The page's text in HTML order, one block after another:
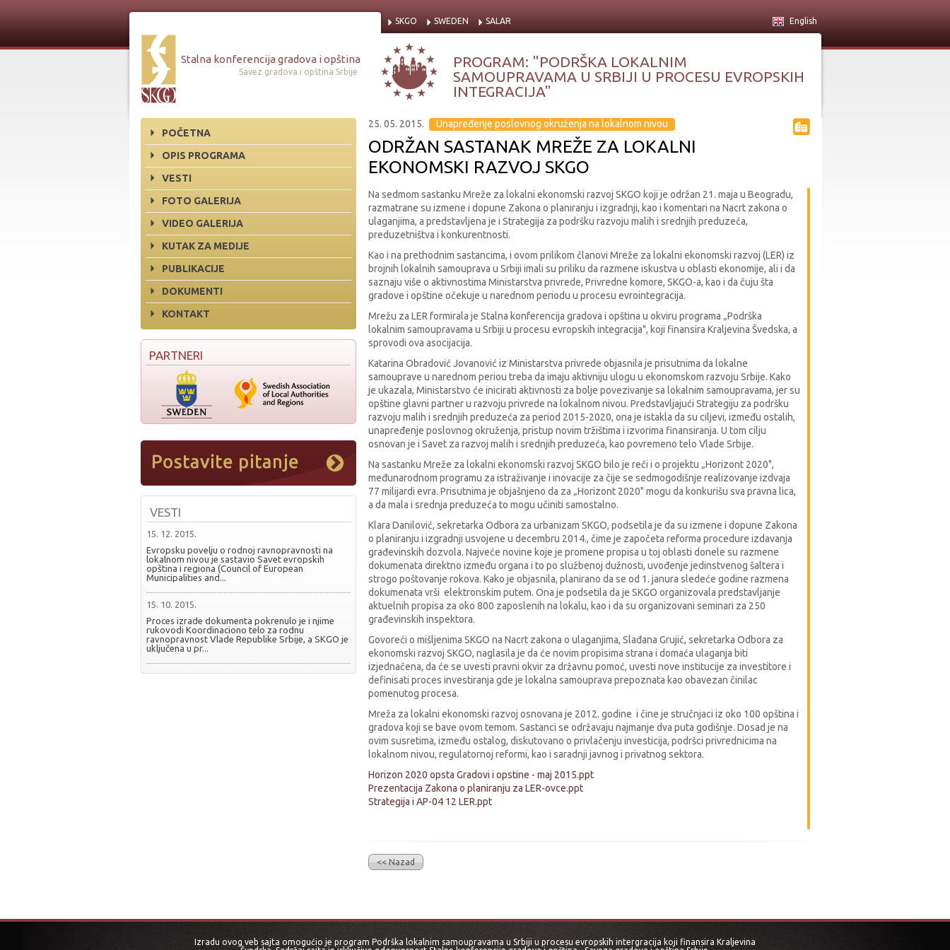
Stalna konferencija gradova i opština
Savez gradova i opština Srbije
SKGO SWEDEN SALAR English
PROGRAM: "PODRŠKA LOKALNIM
SAMOUPRAVAMA U SRBIJI U PROCESU EVROPSKIH
INTEGRACIJA"
POČETNA
OPIS PROGRAMA
VESTI
FOTO GALERIJA
VIDEO GALERIJA
KUTAK ZA MEDIJE
PUBLIKACIJE
DOKUMENTI
KONTAKT
PARTNERI
VESTI
15. 12. 2015.
Evropsku povelju o rodnoj ravnopravnosti na
lokalnom nivou je sastavio Savet evropskih
opština i regiona (Council of European
Municipalities and...
15. 10. 2015.
Proces izrade dokumenta pokrenulo je i njime
rukovodi Koordinaciono telo za rodnu
ravnopravnost Vlade Republike Srbije, a SKGO je
uključena u pr...
25. 05. 2015. Unapređenje poslovnog okruženja na lokalnom nivou
ODRŽAN SASTANAK MREŽE ZA LOKALNI
EKONOMSKI RAZVOJ SKGO
Na sedmom sastanku Mreže za lokalni ekonomski razvoj SKGO koji je održan 21. maja u Beogradu,
razmatrane su izmene i dopune Zakona o planiranju i izgradnji, kao i komentari na Nacrt zakona o
ulaganjima, a predstavljena je i Strategija za podršku razvoju malih i srednjih preduzeća,
preduzetništva i konkurentnosti.
Kao i na prethodnim sastancima, i ovom prilikom članovi Mreže za lokalni ekonomski razvoj (LER) iz
brojnih lokalnih samouprava u Srbiji imali su priliku da razmene iskustva u oblasti ekonomije, ali i da
saznaju više o aktivnostima Ministarstva privrede, Privredne komore, SKGO-a, kao i da čuju šta
gradove i opštine očekuje u narednom periodu u procesu evrointegracija.
Mrežu za LER formirala je Stalna konferencija gradova i opština u okviru programa „Podrška
lokalnim samoupravama u Srbiji u procesu evropskih integracija", koji finansira Kraljevina Švedska, a
sprovodi ova asocijacija.
Katarina Obradović Jovanović iz Ministarstva privrede objasnila je prisutnima da lokalne
samouprave u narednom periou treba da imaju aktivniju ulogu u ekonomskom razvoju Srbije. Kako
je ukazala, Ministarstvo će inicirati aktivnosti za bolje povezivanje sa lokalnim samoupravama, jer su
opštine glavni partner u razvoju privrede na lokalnom nivou. Predstavljajući Strategiju za podršku
razvoju malih i srednjih preduzeća za period 2015-2020, ona je istakla da su ciljevi, između ostalih,
unapređenje poslovnog okruženja, pristup novim tržištima i izvorima finansiranja. U tom cilju
osnovan je i Savet za razvoj malih i srednjih preduzeća, kao povremeno telo Vlade Srbije.
Na sastanku Mreže za lokalni ekonomski razvoj SKGO bilo je reči i o projektu „Horizont 2020",
međunarodnom programu za istraživanje i inovacije za čije se sedmogodišnje realizovanje izdvaja
77 milijardi evra. Prisutnima je objašnjeno da za „Horizont 2020" mogu da konkurišu sva pravna lica,
a da mala i srednja preduzeća to mogu učiniti samostalno.
Klara Danilović, sekretarka Odbora za urbanizam SKGO, podsetila je da su izmene i dopune Zakona
o planiranju i izgradnji usvojene u decembru 2014., čime je započeta reforma procedure izdavanja
građevinskih dozvola. Najveće novine koje je promene propisa u toj oblasti donele su razmene
dokumenata direktno između organa i to po službenoj dužnosti, uvođenje jedinstvenog šaltera i
strogo poštovanje rokova. Kako je objasnila, planirano da se od 1. janura sledeće godine razmena
dokumenata vrši elektronskim putem. Ona je podsetila da je SKGO organizovala predstavljanje
aktuelnih propisa za oko 800 zaposlenih na lokalu, kao i da su organizovani seminari za 250
građevinskih inspektora.
Govoreći o mišljenima SKGO na Nacrt zakona o ulaganjima, Slađana Grujić, sekretarka Odbora za
ekonomski razvoj SKGO, naglasila je da će novim propisima strana i domaća ulaganja biti
izjednačena, da će se uvesti pravni okvir za državnu pomoć, uvesti nove institucije za investitore i
definisati proces investiranja gde je lokalna samouprava prepoznata kao obavezan činilac
pomenutog procesa.
Mreža za lokalni ekonomski razvoj osnovana je 2012. godine i čine je stručnjaci iz oko 100 opština i
gradova koji se bave ovom temom. Sastanci se održavaju najmanje dva puta godišnje. Dosad je na
ovim susretima, između ostalog, diskutovano o privlačenju investicija, podršci privrednicima na
lokalnom nivou, regulatornoj reformi, kao i saradnji javnog i privatnog sektora.
Horizon 2020 opsta Gradovi i opstine - maj 2015.ppt
Prezentacija Zakona o planiranju za LER-ovce.ppt
Strategija i AP-04 12 LER.ppt
<< Nazad
Izradu ovog veb sajta omogućio je program Podrška lokalnim samoupravama u Srbiji u procesu evropskih intergracija koji finansira Kraljevina